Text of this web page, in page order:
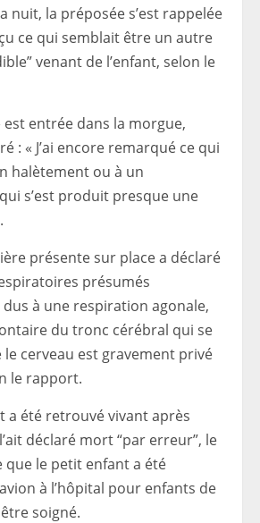
nuit, la préposée s’est rappelée
ce qui semblait être un autre
venant de l’enfant, selon le
est entrée dans la morgue,
: « J’ai encore remarqué ce qui
halètement ou à un
s’est produit presque une
présente sur place a déclaré
présumés
à une respiration agonale,
du tronc cérébral qui se
cerveau est gravement privé
le rapport.
a été retrouvé vivant après
déclaré mort “par erreur”, le
le petit enfant a été
à l’hôpital pour enfants de
soigné.